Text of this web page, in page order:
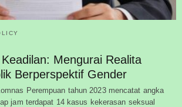
Mengurai Realita
Berperspektif Gender
Perempuan tahun 2023 mencatat angka
jam terdapat 14 kasus kekerasan seksual